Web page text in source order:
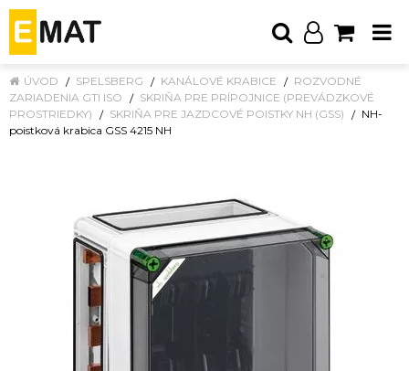
ÚVOD SPELSBERG KANÁLOVÉ KRABICE
ROZVODNÉ
ZARIADENIA GTI ISO
SKRIŇA PRE PRÍPOJNICE (PREVÁDZKOVÉ
PROSTRIEDKY)
SKRIŇA PRE JAZDCOVÉ POISTKY NH (GSS)
NH-
poistková krabica GSS 4215 NH